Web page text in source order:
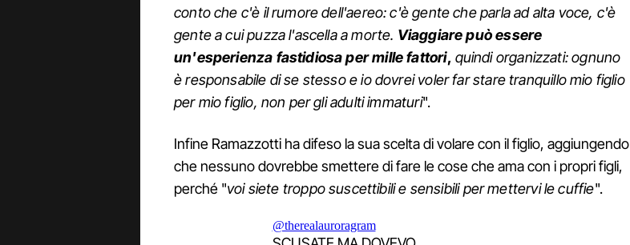
conto che c'è il rumore dell'aereo: c'è gente che parla ad alta voce, c'è
gente a cui puzza l'ascella a morte. Viaggiare può essere
un'esperienza fastidiosa per mille fattori, quindi organizzati: ognuno
è responsabile di se stesso e io dovrei voler far stare tranquillo mio figlio
per mio figlio, non per gli adulti immaturi".
Infine Ramazzotti ha difeso la sua scelta di volare con il figlio, aggiungendo
che nessuno dovrebbe smettere di fare le cose che ama con i propri figli,
perché "voi siete troppo suscettibili e sensibili per mettervi le cuffie".
@therealauroragram